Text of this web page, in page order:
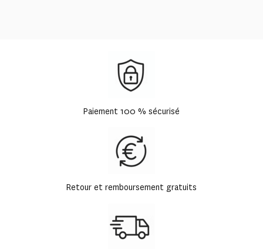
Paiement 100 % sécurisé
Retour et remboursement gratuits